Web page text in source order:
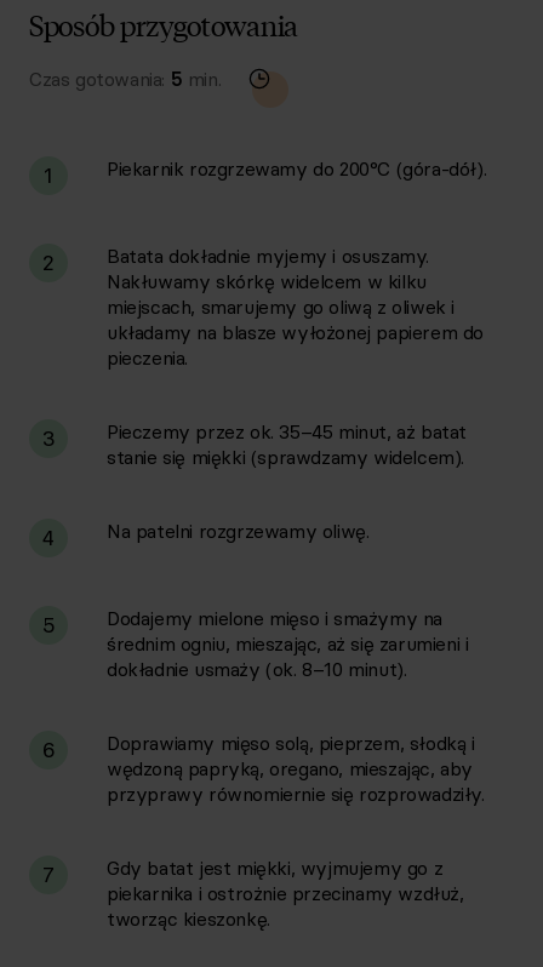
Sposób przygotowania
Czas gotowania: 5 min.
1 Piekarnik rozgrzewamy do 200°C (góra-dół).
2
Batata dokładnie myjemy i osuszamy.
Nakłuwamy skórkę widelcem w kilku
miejscach, smarujemy go oliwą z oliwek i
układamy na blasze wyłożonej papierem do
pieczenia.
3
Pieczemy przez ok. 35–45 minut, aż batat
stanie się miękki (sprawdzamy widelcem).
4 Na patelni rozgrzewamy oliwę.
5
Dodajemy mielone mięso i smażymy na
średnim ogniu, mieszając, aż się zarumieni i
dokładnie usmaży (ok. 8–10 minut).
6
Doprawiamy mięso solą, pieprzem, słodką i
wędzoną papryką, oregano, mieszając, aby
przyprawy równomiernie się rozprowadziły.
7
Gdy batat jest miękki, wyjmujemy go z
piekarnika i ostrożnie przecinamy wzdłuż,
tworząc kieszonkę.